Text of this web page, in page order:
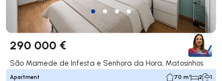
290 000 €
São Mamede de Infesta e Senhora da Hora, Matosinhos
Apartment 70 m² 2 1